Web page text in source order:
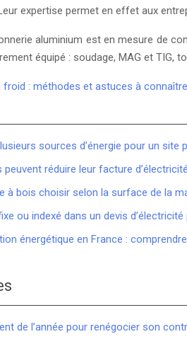
expertise permet en effet aux
aluminium est en mesure de
équipé : soudage, MAG et TIG,
froid : méthodes et astuces à connaître
sources d’énergie pour un site
réduire leur facture
à bois choisir selon la surface de la
ou indexé dans un devis d’électricité
énergétique en France :
de l’année pour renégocier son